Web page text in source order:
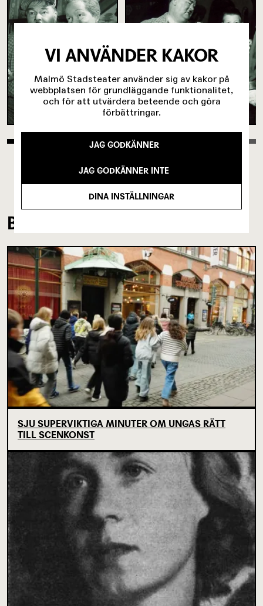
BAKOM KULISSERNA
SJU SUPERVIKTIGA MINUTER OM UNGAS RÄTT
TILL SCENKONST
VI ANVÄNDER KAKOR
Malmö Stadsteater använder sig av kakor på
webbplatsen för grundläggande funktionalitet,
och för att utvärdera beteende och göra
förbättringar.
JAG GODKÄNNER
JAG GODKÄNNER INTE
DINA INSTÄLLNINGAR